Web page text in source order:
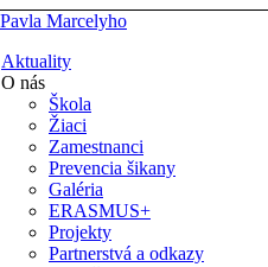
Aktuality
O nás
Škola
Žiaci
Zamestnanci
Prevencia šikany
Galéria
ERASMUS+
Projekty
Partnerstvá a odkazy